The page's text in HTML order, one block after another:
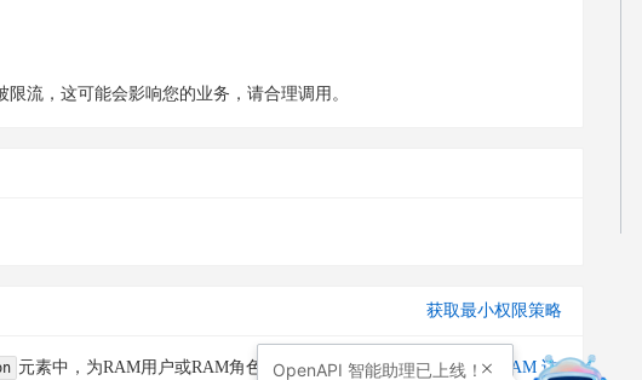
流，这可能会影响您的业务，请合理调用。
获取最小权限策略
元素中，为RAM用户或RAM角色授予调用此API的权限。请通过 RAM 访
OpenAPI 智能助理已上线！